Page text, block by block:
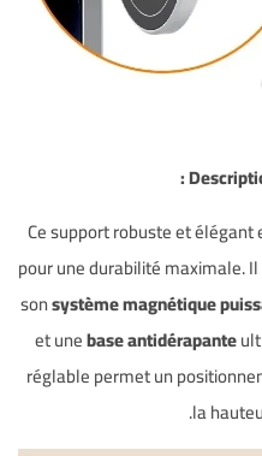
Ce support robuste et élégant
pour une durabilité maximale.
sonsystème magnétique
et unebase antidérapante
réglable permet un
la